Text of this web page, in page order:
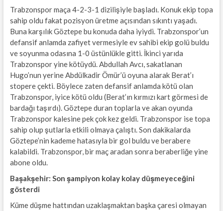
Trabzonspor maça 4-2-3-1 dizilişiyle başladı. Konuk ekip topa
sahip oldu fakat pozisyon üretme açısından sıkıntı yaşadı.
Buna karşılık Göztepe bu konuda daha iyiydi. Trabzonspor’un
defansif anlamda zafiyet vermesiyle ev sahibi ekip golü buldu
ve soyunma odasına 1-0 üstünlükle gitti. İkinci yarıda
Trabzonspor yine kötüydü. Abdullah Avcı, sakatlanan
Hugo’nun yerine Abdülkadir Ömür’ü oyuna alarak Berat’ı
stopere çekti. Böylece zaten defansif anlamda kötü olan
Trabzonspor, iyice kötü oldu (Berat’ın kırmızı kart görmesi de
bardağı taşırdı). Göztepe duran toplarla ve akan oyunda
Trabzonspor kalesine pek çok kez geldi. Trabzonspor ise topa
sahip olup şutlarla etkili olmaya çalıştı. Son dakikalarda
Göztepe’nin kademe hatasıyla bir gol buldu ve berabere
kalabildi. Trabzonspor, bir maç aradan sonra beraberliğe yine
abone oldu.
Başakşehir: Son şampiyon kolay kolay düşmeyeceğini
gösterdi
Küme düşme hattından uzaklaşmaktan başka çaresi olmayan